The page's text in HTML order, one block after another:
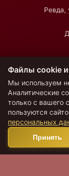
Ревда,
Файлы cookie и
Мы используем
Аналитические
только с вашего
пользуются
персональных
Принять